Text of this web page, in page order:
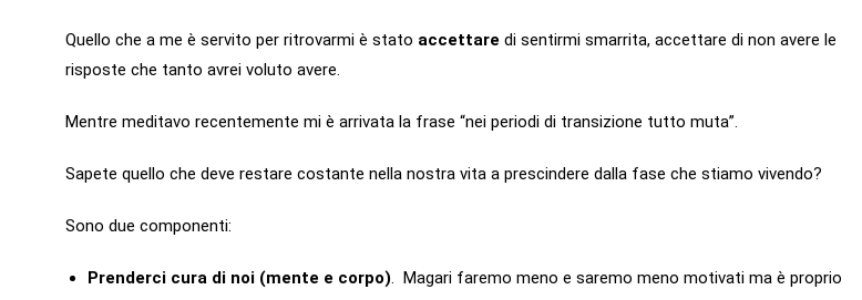
Quello che a me è servito per ritrovarmi è stato accettare di sentirmi smarrita, accettare di non avere le
risposte che tanto avrei voluto avere.
Mentre meditavo recentemente mi è arrivata la frase “nei periodi di transizione tutto muta”.
Sapete quello che deve restare costante nella nostra vita a prescindere dalla fase che stiamo vivendo?
Sono due componenti:
Prenderci cura di noi (mente e corpo). Magari faremo meno e saremo meno motivati ma è proprio